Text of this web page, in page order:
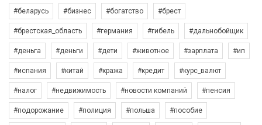
#беларусь #бизнес #богатство #брест
#брестская_область #германия #гибель #дальнобойщик
#деньга #деньги #дети #животное #зарплата #ип
#испания #китай #кража #кредит #курс_валют
#налог #недвижимость #новости компаний #пенсия
#подорожание #полиция #польша #пособие